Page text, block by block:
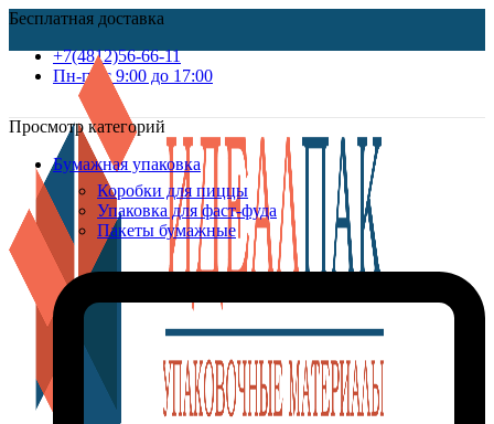
Бесплатная доставка
+7(4812)56-66-11
Пн-пт c 9:00 до 17:00
Просмотр категорий
Бумажная упаковка
Коробки для пиццы
Упаковка для фаст-фуда
Пакеты бумажные